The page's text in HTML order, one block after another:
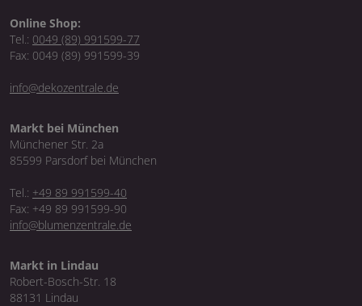
Online Shop:
Tel.: 0049 (89) 991599-77
Fax: 0049 (89) 991599-39
info@dekozentrale.de
Markt bei München
Münchener Str. 2a
85599 Parsdorf bei München
Tel.: +49 89 991599-40
Fax: +49 89 991599-90
info@blumenzentrale.de
Markt in Lindau
Robert-Bosch-Str. 18
88131 Lindau